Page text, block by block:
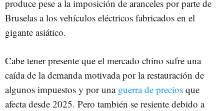
produce pese a la imposición de aranceles por parte de
Bruselas a los vehículos eléctricos fabricados en el
gigante asiático.
Cabe tener presente que el mercado chino sufre una
caída de la demanda motivada por la restauración de
algunos impuestos y por una guerra de precios que
afecta desde 2025. Pero también se resiente debido a